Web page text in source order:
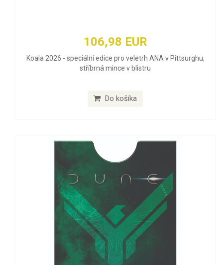
106,98 EUR
Koala 2026 - speciální edice pro veletrh ANA v Pittsurghu,
stříbrná mince v blistru
Do košíka